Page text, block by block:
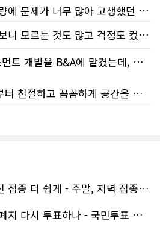
게 알아본 후 차를 구매하고 싶었습니다. 그러던 중 사우스포인트의 박문호 딜러님을 만나면서 그동안의 고민이 모두 해결되었습니다.
주셔서 큰 도움이 되었습니다. 원래는 새 차를 받기까지 4~5개월 정도 기다려야 한다고 들었는데, 딜러님의 노력 덕분에 한 달 만에 차량을 받을 수 있었습니다.
이 가장 좋은 선택인지 먼저 생각해 주셨습니다. 마치 가족을 대하듯 작은 부분까지 세심하게 챙겨 주시는 모습에 큰 감동을 받았습니다.
께 진심으로 감사드립니다. 주변에 차량 구매를 고민하는 분이 있다면 자신 있게 추천드리고 싶은 최고의 딜러님입니다.
처음으로 새 차를 사다 보니 모르는 것도 많고 걱정도 컸는데 박문호 딜러님 덕분에 전 과정이 너무나 편안하고 만족스러웠습니다! 상담하는 내내 꼼꼼하게 설명해 주신 것은 물론, 복잡한 서류 절차와 차량 옵션 체크까지 세심하게 챙겨주셔서 마음이 정말 든든했습니다. 차량 출고 날에도 긴 시간 할애해 가며 기능을 친절하게 하나하나 설명해 주셔서 큰 도움이 되었는데요, 특히 정비사 출신이셔서 그런지 디테일한 부분까지 전문적으로 말씀해 주셔서 신뢰가 팍팍 갔습니다 ?? 다른분 리뷰에도 있지만 마지막에 "진짜 서비스는 이제부터 시작"이라는 진심어린 말씀에는 깊은 감동을 받았습니다. 앞으로 주변에 차 구매하려는 분이 있다면 무조건 박문호 딜러님 강력 추천입니다! 신경 써주셔서 진심으로 감사드리며, 늘 건강하시고 번창하시길 바랍니다 :)
작은 싱글하우스 베이스먼트 개발을 B&A에 맡겼는데, 처음부터 끝까지 정말 만족스러운 경험이었습니다.
러 옵션이 포함된 견적 금액도 다른 업체들과 비교했을 때 매우 합리적이었습니다.
사 중에도 진행 상황과 앞으로의 작업 계획을 수시로 자세히 설명해 주셔서 믿고 맡길 수 있었고, 세심한 소통에 큰 만족을 느꼈습니다.
주시는 모습에서 전문성과 책임감을 느낄 수 있었습니다.
으로 완성해 주셔서 정말 만족합니다. 특히 아이들과 함께 즐겁게 시간을 보낼 수 있는 공간이 되어 더욱 뜻깊습니다.
분들께 B&A를 자신 있게 추천드립니다.
앨버타 홍역 확산에 백신 접종 더 쉽게 - 주말, 저녁 접종 클리닉 열..
앨버타 일광 절약 시간 폐지 다시 투표하나 - 국민투표 기준 낮춰지며 ..